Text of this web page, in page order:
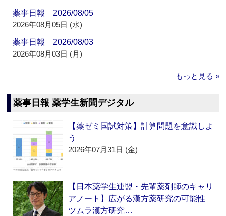
薬事日報 2026/08/05
2026年08月05日 (水)
薬事日報 2026/08/03
2026年08月03日 (月)
もっと見る »
薬事日報 薬学生新聞デジタル
【薬ゼミ国試対策】計算問題を意識しよ
う
2026年07月31日 (金)
【日本薬学生連盟・先輩薬剤師のキャリ
アノート】広がる漢方薬研究の可能性
ツムラ漢方研究…